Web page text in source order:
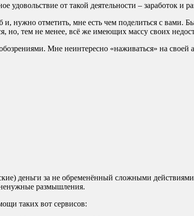
от такой деятельности – заработок и
и, нужно отметить, мне есть чем поделиться с
но, тем не менее, всё же имеющих массу своих
Мне неинтересно «наживаться» на своей
деньги за не обременённый сложными действиями
размышления.
таких вот сервисов: